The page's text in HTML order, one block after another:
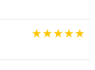
★★★★★